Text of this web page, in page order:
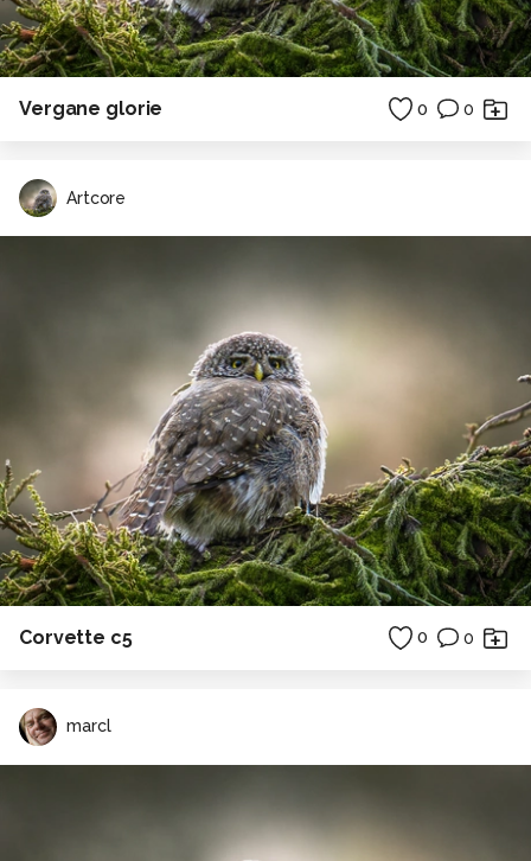
Vergane glorie 0 0
Artcore
Corvette c5 0 0
marcl